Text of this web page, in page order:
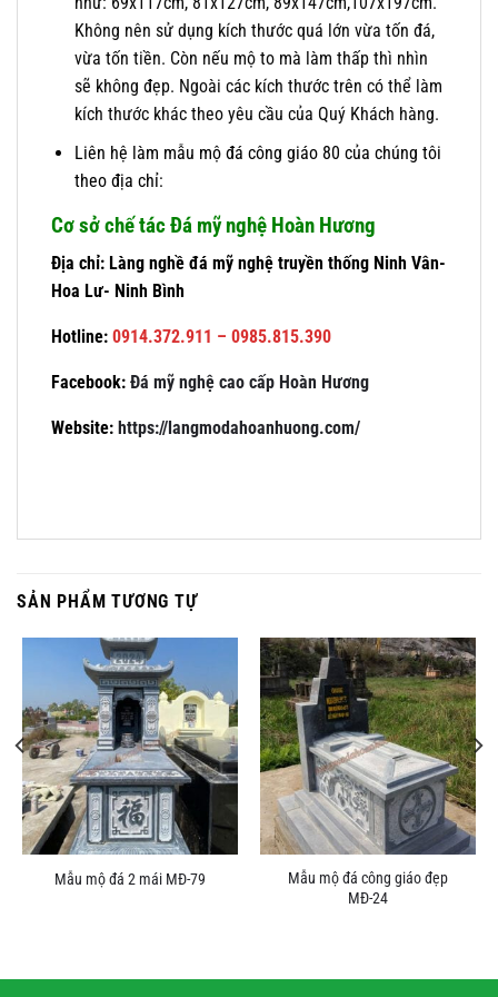
Không nên sử dụng kích thước quá lớn vừa tốn đá,
vừa tốn tiền. Còn nếu mộ to mà làm thấp thì nhìn
sẽ không đẹp. Ngoài các kích thước trên có thể làm
kích thước khác theo yêu cầu của Quý Khách hàng.
Liên hệ làm mẫu mộ đá công giáo 80 của chúng tôi
theo địa chỉ:
Cơ sở chế tác Đá mỹ nghệ Hoàn Hương
Địa chỉ: Làng nghề đá mỹ nghệ truyền thống Ninh Vân-
Hoa Lư- Ninh Bình
Hotline: 0914.372.911 – 0985.815.390
Facebook: Đá mỹ nghệ cao cấp Hoàn Hương
Website: https://langmodahoanhuong.com/
SẢN PHẨM TƯƠNG TỰ
Mẫu mộ đá 2 mái MĐ-79
Mẫu mộ đá công giáo đẹp
MĐ-24